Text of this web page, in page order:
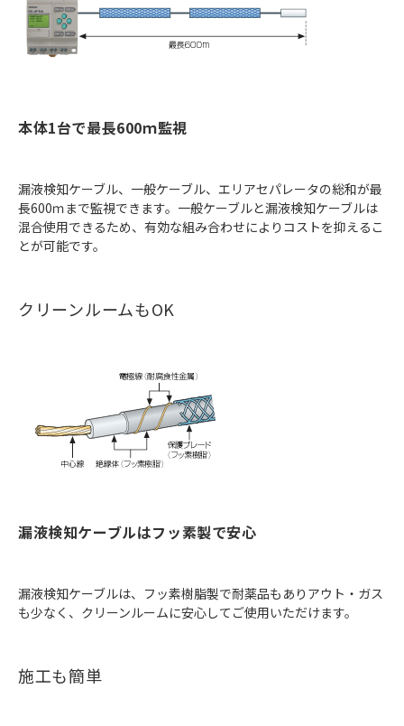
本体1台で最長600ｍ監視
漏液検知ケーブル、一般ケーブル、エリアセパレータの総和が最
長600ｍまで監視できます。一般ケーブルと漏液検知ケーブルは
混合使用できるため、有効な組み合わせによりコストを抑えるこ
とが可能です。
クリーンルームもOK
漏液検知ケーブルはフッ素製で安心
漏液検知ケーブルは、フッ素樹脂製で耐薬品もありアウト・ガス
も少なく、クリーンルームに安心してご使用いただけます。
施工も簡単